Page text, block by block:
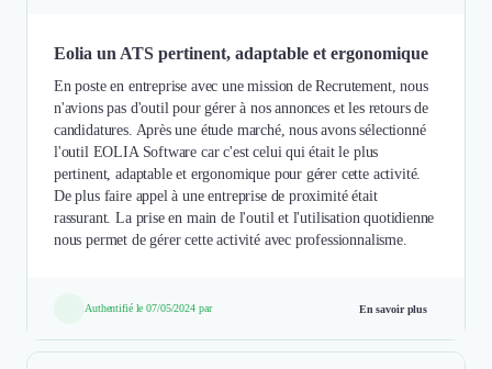
Eolia un ATS pertinent, adaptable et ergonomique
En poste en entreprise avec une mission de Recrutement, nous
n'avions pas d'outil pour gérer à nos annonces et les retours de
candidatures. Après une étude marché, nous avons sélectionné
l'outil EOLIA Software car c'est celui qui était le plus
pertinent, adaptable et ergonomique pour gérer cette activité.
De plus faire appel à une entreprise de proximité était
rassurant. La prise en main de l'outil et l'utilisation quotidienne
nous permet de gérer cette activité avec professionnalisme.
Authentifié le 07/05/2024 par En savoir plus